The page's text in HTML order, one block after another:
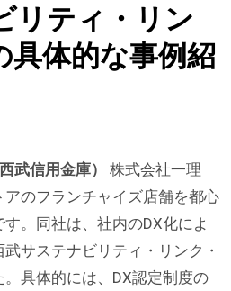
リティ・リン
具体的な事例紹
武信用金庫）
株式会社一理
のフランチャイズ店舗を都心
。同社は、社内のDX化によ
サステナビリティ・リンク・
具体的には、DX認定制度の